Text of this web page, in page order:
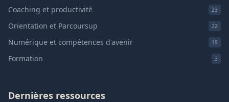
Coaching et productivité 23
Orientation et Parcoursup 22
Numérique et compétences d'avenir 19
Formation 3
Dernières ressources